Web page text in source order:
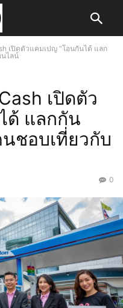
เปิดตัวแคมเปญ “โอนกันได้ แลก
ไลน์
เปิดตัว
ด้ แลกกัน
ชอบเที่ยวกับ
0